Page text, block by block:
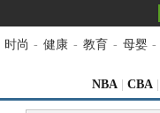
时尚 - 健康 - 教育 - 母婴 -
NBA CBA